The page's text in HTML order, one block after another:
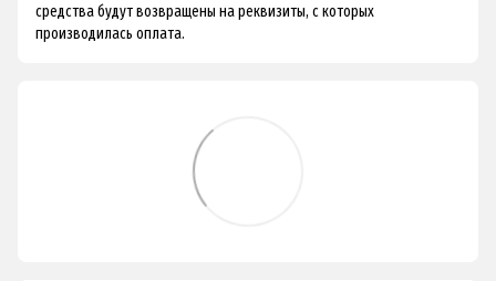
средства будут возвращены на реквизиты, с которых
производилась оплата.